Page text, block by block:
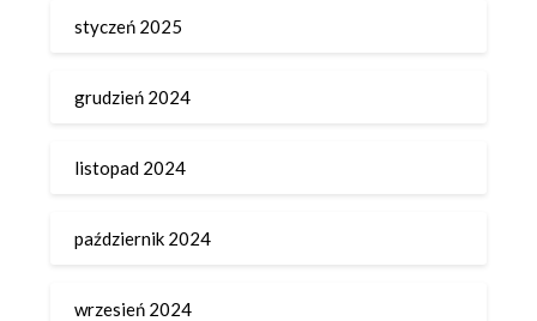
styczeń 2025
grudzień 2024
listopad 2024
październik 2024
wrzesień 2024